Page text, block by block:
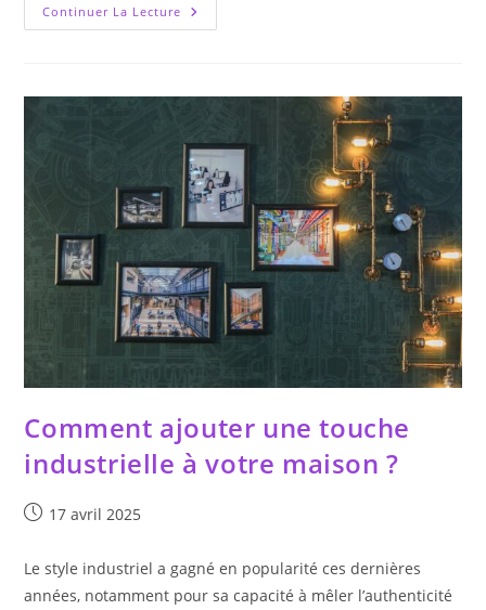
Continuer La Lecture Mixer
Plusieurs
Sans
Comment ajouter une touche
industrielle à votre maison ?
Publication
17 avril 2025
Le style industriel a gagné en popularité ces dernières
années, notamment pour sa capacité à mêler l’authenticité